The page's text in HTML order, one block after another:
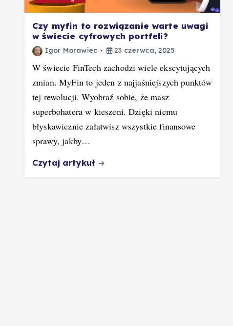
Czy myfin to rozwiązanie warte uwagi
w świecie cyfrowych portfeli?
Igor Morawiec 23 czerwca, 2025
W świecie FinTech zachodzi wiele ekscytujących
zmian. MyFin to jeden z najjaśniejszych punktów
tej rewolucji. Wyobraź sobie, że masz
superbohatera w kieszeni. Dzięki niemu
błyskawicznie załatwisz wszystkie finansowe
sprawy, jakby…
Czytaj artykuł